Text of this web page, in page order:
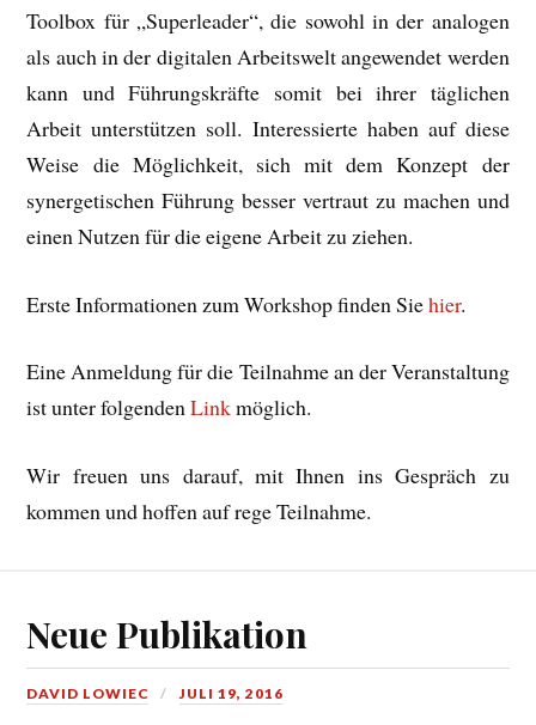
Toolbox für „Superleader“, die sowohl in der analogen
als auch in der digitalen Arbeitswelt angewendet werden
kann und Führungskräfte somit bei ihrer täglichen
Arbeit unterstützen soll. Interessierte haben auf diese
Weise die Möglichkeit, sich mit dem Konzept der
synergetischen Führung besser vertraut zu machen und
einen Nutzen für die eigene Arbeit zu ziehen.
Erste Informationen zum Workshop finden Siehier.
Eine Anmeldung für die Teilnahme an der Veranstaltung
ist unter folgendenLinkmöglich.
Wir freuen uns darauf, mit Ihnen ins Gespräch zu
kommen und hoffen auf rege Teilnahme.
Neue Publikation
DAVID LOWIEC JULI 19, 2016